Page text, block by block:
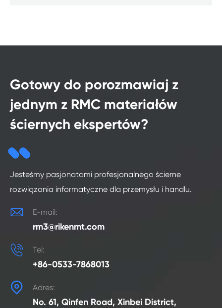
Gotowy do porozmawiaj z
jednym z RMC materiałów
ściernych ekspertów?
Jesteśmy pasjonatami profesjonalnego ścierne
rozwiązania informatyczne dla przemysłu i handlu.
 E-mail:
rm3@rikenmt.com
 Tel:
+86-0533-7868013
 Adres:
No. 61, Qinfen Road, Xinbei District,